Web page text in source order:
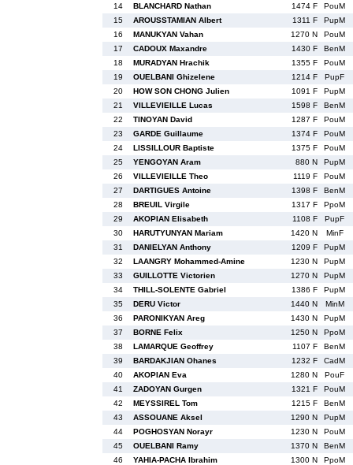
14
BLANCHARD Nathan 1474 F
PouM
15
AROUSSTAMIAN Albert 1311 F
PupM
16
MANUKYAN Vahan 1270 N
PouM
17
CADOUX Maxandre 1430 F
BenM
18
MURADYAN Hrachik 1355 F
PouM
19
OUELBANI Ghizelene 1214 F
PupF
20
HOW SON CHONG Julien 1091 F
PupM
21
VILLEVIEILLE Lucas 1598 F
BenM
22
TINOYAN David 1287 F
PouM
23
GARDE Guillaume 1374 F
PouM
24
LISSILLOUR Baptiste 1375 F
PouM
25
YENGOYAN Aram 880 N
PupM
26
VILLEVIEILLE Theo 1119 F
PouM
27
DARTIGUES Antoine 1398 F
BenM
28
BREUIL Virgile 1317 F
PpoM
29
AKOPIAN Elisabeth 1108 F
PupF
30
HARUTYUNYAN Mariam 1420 N
MinF
31
DANIELYAN Anthony 1209 F
PupM
32
LAANGRY Mohammed-Amine 1230 N
PupM
33
GUILLOTTE Victorien 1270 N
PupM
34
THILL-SOLENTE Gabriel 1386 F
PupM
35
DERU Victor 1440 N
MinM
36
PARONIKYAN Areg 1430 N
PupM
37
BORNE Felix 1250 N
PpoM
38
LAMARQUE Geoffrey 1107 F
BenM
39
BARDAKJIAN Ohanes 1232 F
CadM
40
AKOPIAN Eva 1280 N
PouF
41
ZADOYAN Gurgen 1321 F
PouM
42
MEYSSIREL Tom 1215 F
BenM
43
ASSOUANE Aksel 1290 N
PupM
44
POGHOSYAN Norayr 1230 N
PouM
45
OUELBANI Ramy 1370 N
BenM
46
YAHIA-PACHA Ibrahim 1300 N
PpoM